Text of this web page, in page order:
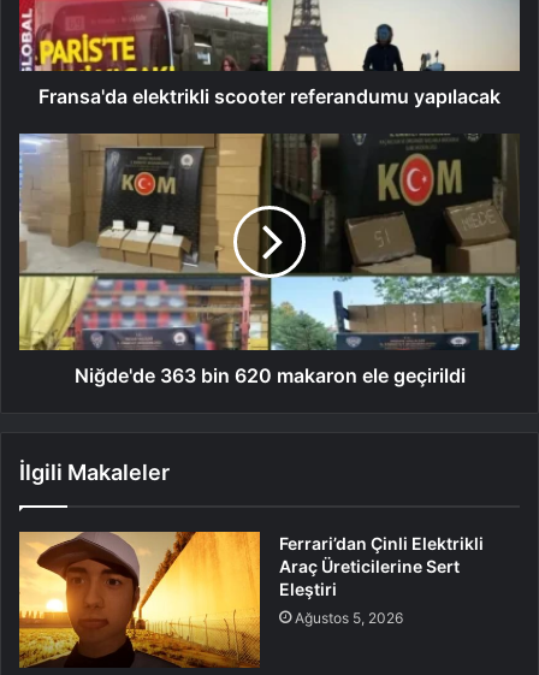
Fransa'da elektrikli scooter referandumu yapılacak
Niğde'de 363 bin 620 makaron ele geçirildi
İlgili Makaleler
Ferrari’dan Çinli Elektrikli
Araç Üreticilerine Sert
Eleştiri
Ağustos 5, 2026